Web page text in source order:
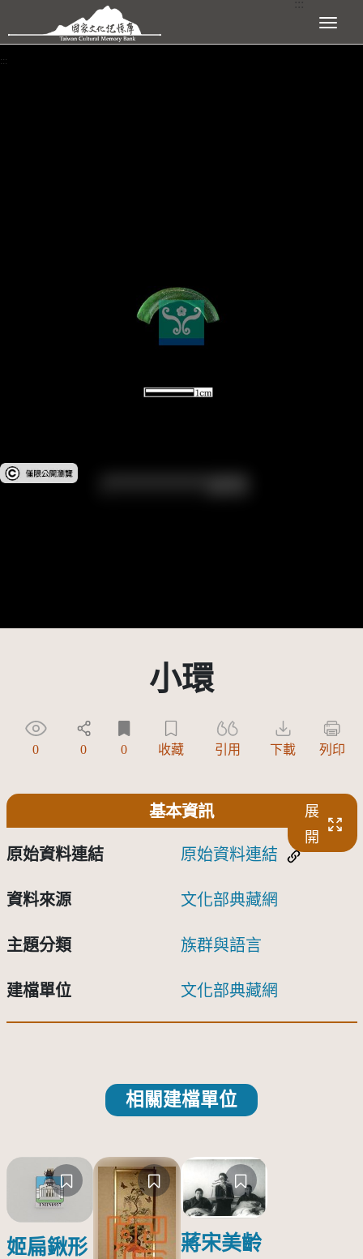
跳到主要內容區塊 展開選單
:::
受著作權法保護-僅限於本平台有限度公開瀏覽
小環
0 0 0 收藏 引用 下載 列印
基本資訊
展
開
原始資料連結 原始資料連結
資料來源 文化部典藏網
主題分類 族群與語言
建檔單位 文化部典藏網
相關建檔單位
姬扁鍬形
蔣宋美齡